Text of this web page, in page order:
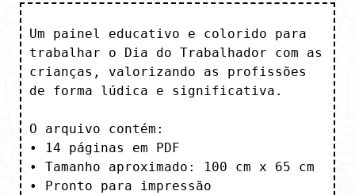
Um painel educativo e colorido para
trabalhar o Dia do Trabalhador com as
crianças, valorizando as profissões
de forma lúdica e significativa.
O arquivo contém:
• 14 páginas em PDF
• Tamanho aproximado: 100 cm x 65 cm
• Pronto para impressão